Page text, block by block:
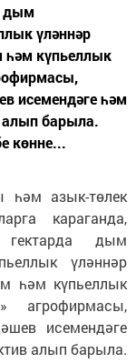
дым
үләннәр
һәм күпьеллык
исемендәге һәм
барыла.
көнне...
һәм азык-төлек
караганда,
дым
үләннәр
һәм күпьеллык
агрофирмасы,
исемендәге
алып барыла.